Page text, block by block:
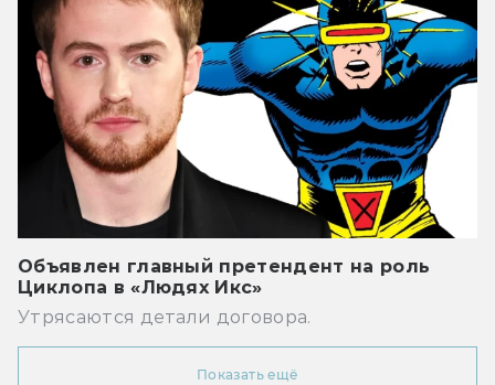
Объявлен главный претендент на роль
Циклопа в «Людях Икс»
Утрясаются детали договора.
Показать ещё